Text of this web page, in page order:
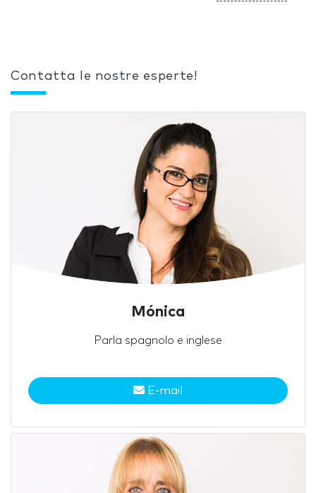
Contatta le nostre esperte!
Mónica
Parla spagnolo e inglese
E-mail